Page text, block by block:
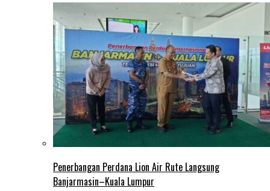
Penerbangan Perdana Lion Air Rute Langsung
Banjarmasin–Kuala Lumpur